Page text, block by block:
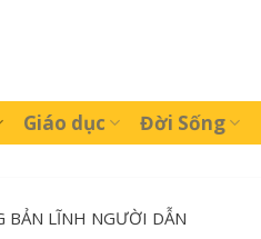
Giáo dục Đời Sống
BẢN LĨNH NGƯỜI DẪN